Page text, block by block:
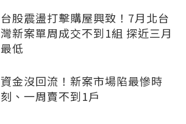
台股震盪打擊購屋興致！7月北台
灣新案單周成交不到1組 探近三月
最低
資金沒回流！新案市場陷最慘時
刻、一周賣不到1戶